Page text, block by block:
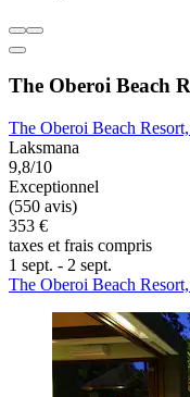
The Oberoi Beach
The Oberoi Beach
Laksmana
9,8/10
Exceptionnel
(550 avis)
353 €
taxes et frais compris
1 sept. - 2 sept.
The Oberoi Beach